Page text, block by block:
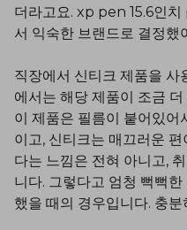
더라고요. xp pen 15.6인
서 익숙한 브랜드로 결정했
직장에서 신티크 제품을 사
에서는 해당 제품이 조금
이 제품은 필름이 붙어있어
이고, 신티크는 매끄러운
다는 느낌은 전혀 아니고,
니다. 그렇다고 엄청 뻑뻑
했을 때의 경우입니다. 충